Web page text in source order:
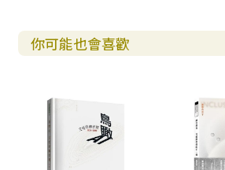
兩位作者使用 2014年發表的國際共
果，使得討論可以跨信仰、跨文化，
個共同談論的交集。建議所有讀者學
照顧，避免各說各話。我也收集了幾
要，放在附件，供讀者參考。
你可能也會喜歡